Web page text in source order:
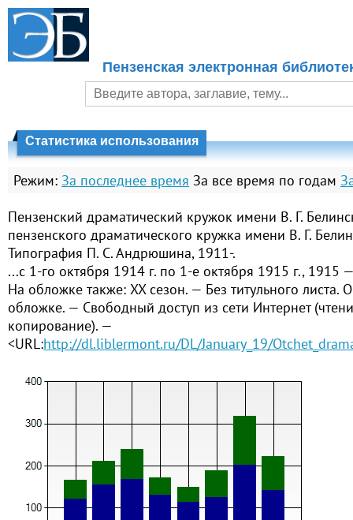
Пензенская электронная
Статистика использования
Режим: За последнее время За все время по годам
Пензенский драматический кружок имени В. Г.
пензенского драматического кружка имени В. Г.
Типография П. С. Андрюшина, 1911-.
...с 1-го октября 1914 г. по 1-е октября 1915 г., 1915
На обложке также: XX сезон. — Без титульного листа.
обложке. — Свободный доступ из сети Интернет
копирование). —
<URL:http://dl.liblermont.ru/DL/January_19/